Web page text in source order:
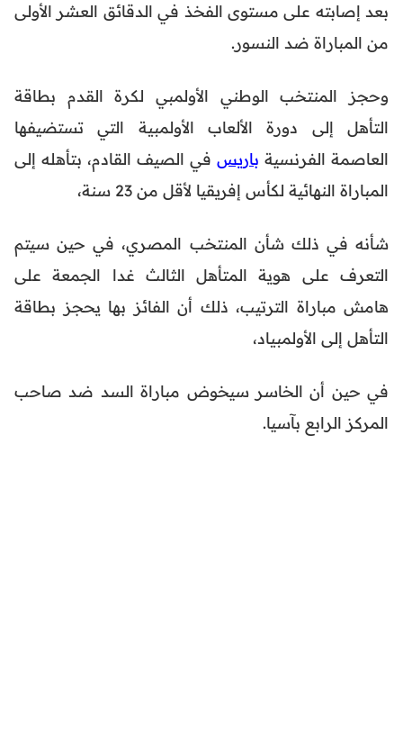
بعد إصابته على مستوى الفخذ في الدقائق العشر الأولى
من المباراة ضد النسور.
وحجز المنتخب الوطني الأولمبي لكرة القدم بطاقة
التأهل إلى دورة الألعاب الأولمبية التي تستضيفها
العاصمة الفرنسية باريس في الصيف القادم، بتأهله إلى
المباراة النهائية لكأس إفريقيا لأقل من 23 سنة،
شأنه في ذلك شأن المنتخب المصري، في حين سيتم
التعرف على هوية المتأهل الثالث غدا الجمعة على
هامش مباراة الترتيب، ذلك أن الفائز بها يحجز بطاقة
التأهل إلى الأولمبياد،
في حين أن الخاسر سيخوض مباراة السد ضد صاحب
المركز الرابع بآسيا.